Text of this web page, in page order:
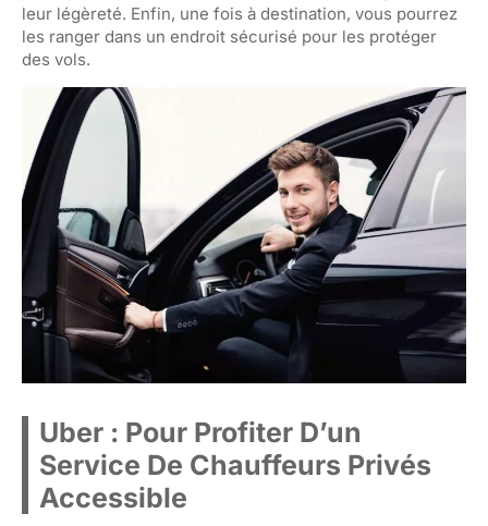
leur légèreté. Enfin, une fois à destination, vous pourrez
les ranger dans un endroit sécurisé pour les protéger
des vols.
Uber : Pour Profiter D’un
Service De Chauffeurs Privés
Accessible